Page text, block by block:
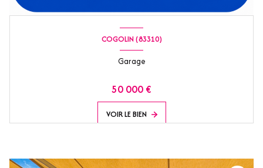
COGOLIN (83310)
Garage
50 000 €
VOIR LE BIEN